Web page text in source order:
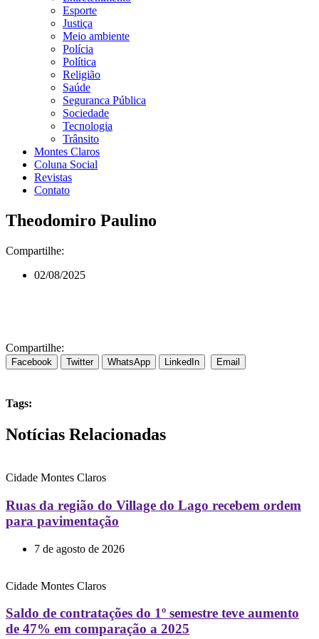
Esporte
Justiça
Meio ambiente
Polícia
Política
Religião
Saúde
Seguranca Pública
Sociedade
Tecnologia
Trânsito
Montes Claros
Coluna Social
Revistas
Contato
Theodomiro Paulino
Compartilhe:
02/08/2025
Compartilhe:
Facebook Twitter WhatsApp LinkedIn Email
Tags:
Notícias Relacionadas
Cidade Montes Claros
Ruas da região do Village do Lago recebem ordem
para pavimentação
7 de agosto de 2026
Cidade Montes Claros
Saldo de contratações do 1º semestre teve aumento
de 47% em comparação a 2025